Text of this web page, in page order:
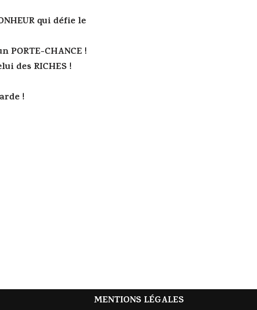
qui défie le
PORTE-CHANCE !
des RICHES !
!
MENTIONS LÉGALES